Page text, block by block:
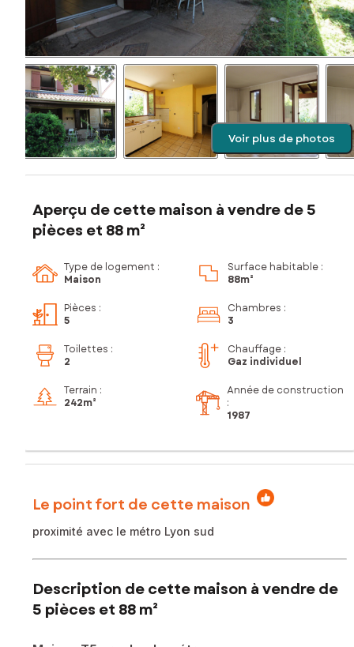
Voir plus de photos
Aperçu de cette maison à vendre de 5
pièces et 88 m²
Type de logement :
Maison
Surface habitable :
88m²
Pièces :
5
Chambres :
3
Toilettes :
2
Chauffage :
Gaz individuel
Terrain :
242m²
Année de construction
:
1987
Le point fort de cette maison
proximité avec le métro Lyon sud
Description de cette maison à vendre de
5 pièces et 88 m²